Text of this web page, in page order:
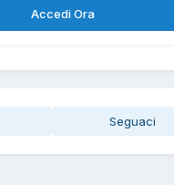
Accedi Ora
Seguaci